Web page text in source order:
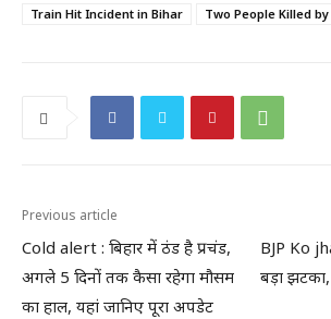
Train Hit Incident in Bihar Two People Killed
Previous article
Cold alert : बिहार में ठंड है प्रचंड,
अगले 5 दिनों तक कैसा रहेगा मौसम
का हाल, यहां जानिए पूरा अपडेट
BJP Ko
बड़ा झटका,